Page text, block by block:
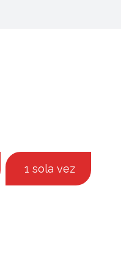
1 sola vez